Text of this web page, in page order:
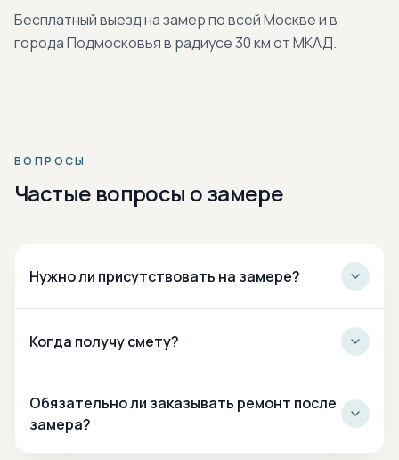
Бесплатный выезд на замер по всей Москве и в
города Подмосковья в радиусе 30 км от МКАД.
ВОПРОСЫ
Частые вопросы о замере
Нужно ли присутствовать на замере?
Когда получу смету?
Обязательно ли заказывать ремонт после
замера?